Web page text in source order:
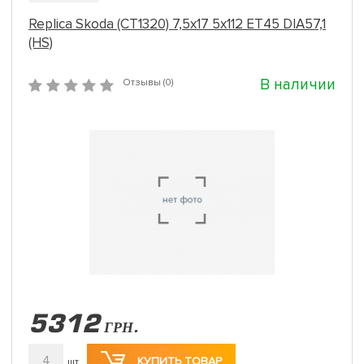
Replica Skoda (CT1320) 7,5x17 5x112 ET45 DIA57,1
(HS)
Отзывы (0) В наличии
5312 ГРН.
4 КУПИТЬ ТОВАР